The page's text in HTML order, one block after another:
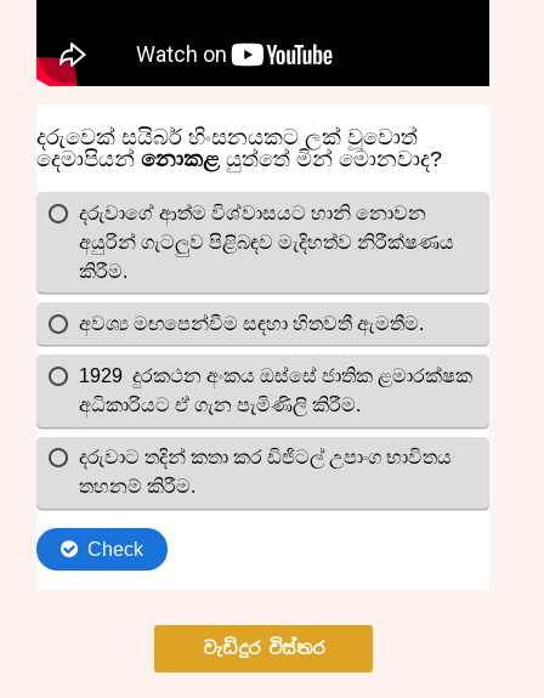
වැඩිදුර විස්තර